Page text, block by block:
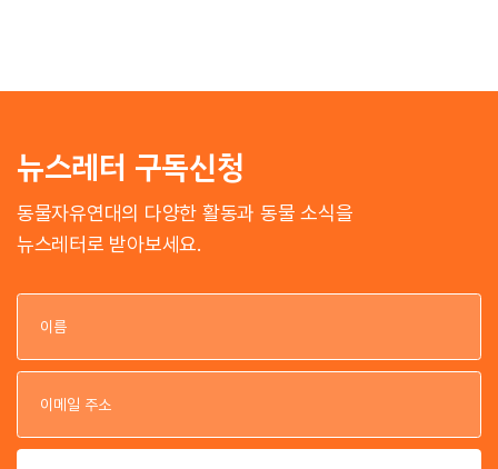
뉴스레터 구독신청
동물자유연대의 다양한 활동과 동물 소식을
뉴스레터로 받아보세요.
이
이